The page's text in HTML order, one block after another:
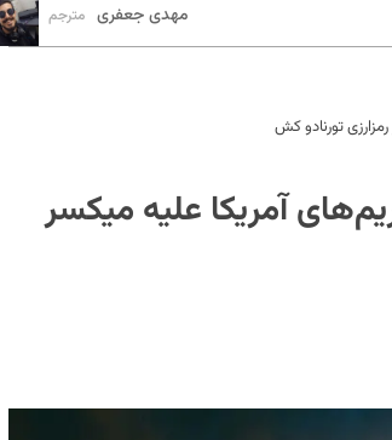
مهدی جعفری مترجم
تورنادو کش
آمریکا علیه میکسر